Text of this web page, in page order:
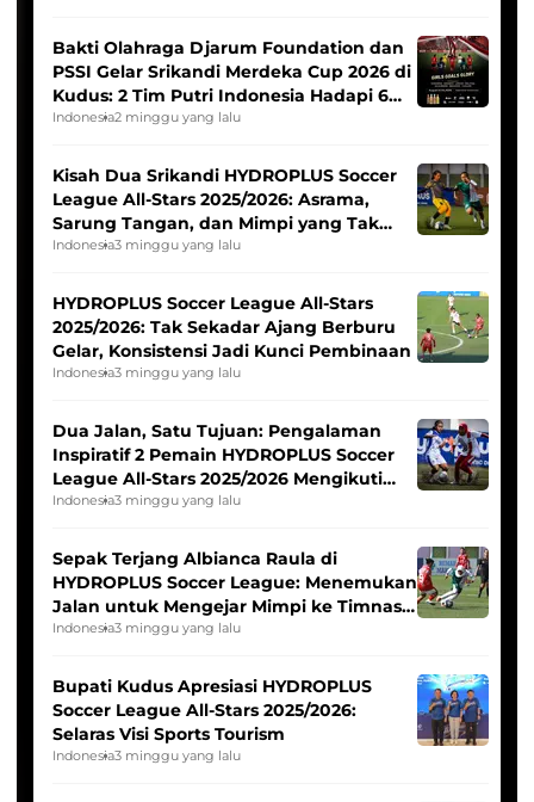
Bakti Olahraga Djarum Foundation dan
PSSI Gelar Srikandi Merdeka Cup 2026 di
Kudus: 2 Tim Putri Indonesia Hadapi 6
Tim Asia
Indonesia2 minggu yang lalu
Kisah Dua Srikandi HYDROPLUS Soccer
League All-Stars 2025/2026: Asrama,
Sarung Tangan, dan Mimpi yang Tak
Pernah Padam
Indonesia3 minggu yang lalu
HYDROPLUS Soccer League All-Stars
2025/2026: Tak Sekadar Ajang Berburu
Gelar, Konsistensi Jadi Kunci Pembinaan
Indonesia3 minggu yang lalu
Dua Jalan, Satu Tujuan: Pengalaman
Inspiratif 2 Pemain HYDROPLUS Soccer
League All-Stars 2025/2026 Mengikuti
Seleksi Timnas Indonesia Putri
Indonesia3 minggu yang lalu
Sepak Terjang Albianca Raula di
HYDROPLUS Soccer League: Menemukan
Jalan untuk Mengejar Mimpi ke Timnas
Indonesia Putri
Indonesia3 minggu yang lalu
Bupati Kudus Apresiasi HYDROPLUS
Soccer League All-Stars 2025/2026:
Selaras Visi Sports Tourism
Indonesia3 minggu yang lalu